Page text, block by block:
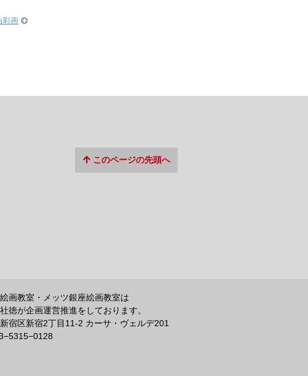
彩画
このページの先頭へ
画教室・メッツ銀座絵画教室は
徳が企画運営推進をしております。
宿区新宿2丁目11-2 カーサ・ヴェルデ201